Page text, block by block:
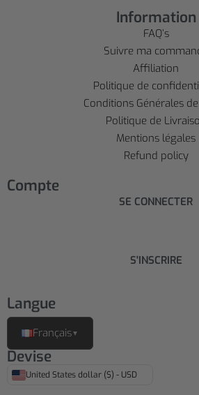
Information
FAQ’s
Suivre ma
Affiliation
Politique de
Conditions Générales
Politique de
Mentions légales
Refund policy
Compte
SE CONNECTER
S'INSCRIRE
Langue
Français▼
Devise
United States dollar ($) - USD